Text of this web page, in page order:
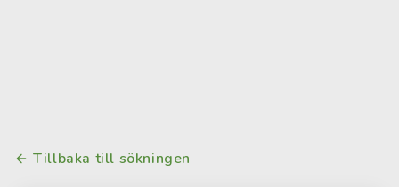
Tillbaka till sökningen